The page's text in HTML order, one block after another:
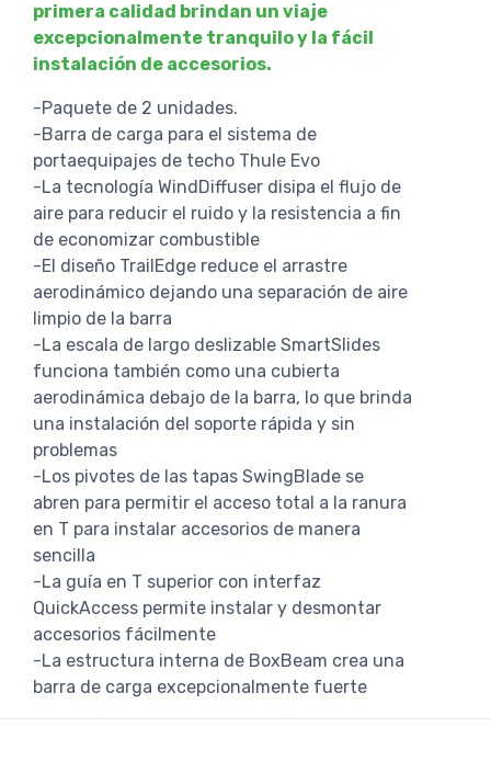
primera calidad brindan un viaje
excepcionalmente tranquilo y la fácil
instalación de accesorios.
-Paquete de 2 unidades.
-Barra de carga para el sistema de
portaequipajes de techo Thule Evo
-La tecnología WindDiffuser disipa el flujo de
aire para reducir el ruido y la resistencia a fin
de economizar combustible
-El diseño TrailEdge reduce el arrastre
aerodinámico dejando una separación de aire
limpio de la barra
-La escala de largo deslizable SmartSlides
funciona también como una cubierta
aerodinámica debajo de la barra, lo que brinda
una instalación del soporte rápida y sin
problemas
-Los pivotes de las tapas SwingBlade se
abren para permitir el acceso total a la ranura
en T para instalar accesorios de manera
sencilla
-La guía en T superior con interfaz
QuickAccess permite instalar y desmontar
accesorios fácilmente
-La estructura interna de BoxBeam crea una
barra de carga excepcionalmente fuerte